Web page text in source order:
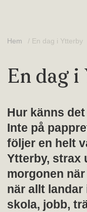
Hem / En dag i Ytterby
En dag
Hur känns
Inte på
följer en helt
Ytterby, strax
morgonen
när allt landar
skola, jobb,